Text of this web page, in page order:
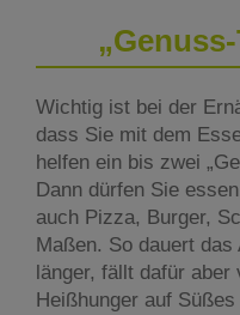
Wichtig ist bei der
dass Sie mit dem
helfen ein bis zwei
Dann dürfen Sie
auch Pizza, Burger,
Maßen. So dauert
länger, fällt dafür
Heißhunger auf